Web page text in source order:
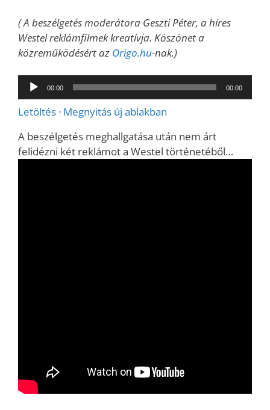
( A beszélgetés moderátora Geszti Péter, a híres
Westel reklámfilmek kreatívja. Köszönet a
közreműködésért az Origo.hu-nak.)
Audió
lejátszó
00:00 00:00
Letöltés · Megnyitás új ablakban
A beszélgetés meghallgatása után nem árt
felidézni két reklámot a Westel történetéből…